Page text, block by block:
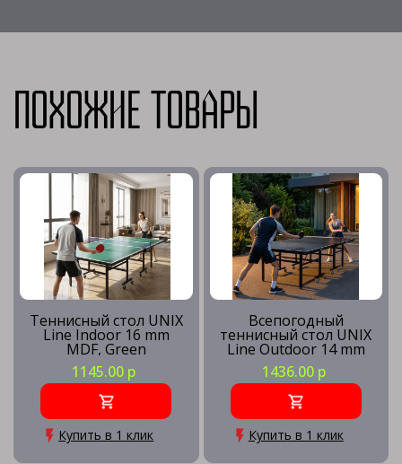
Похожие товары
Теннисный стол UNIX
Line Indoor 16 mm
MDF, Green
1145.00 р
Купить в 1 клик
Всепогодный
теннисный стол UNIX
Line Outdoor 14 mm
SMC, Grey
1436.00 р
Купить в 1 клик